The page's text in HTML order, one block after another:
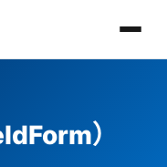
）